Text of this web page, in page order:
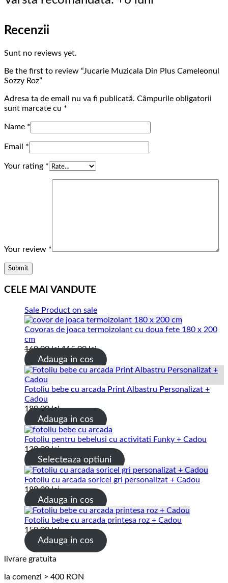
Recenzii
Sunt no reviews yet.
Be the first to review “Jucarie Muzicala Din Plus Cameleonul
Sozzy Roz”
Adresa ta de email nu va fi publicată. Câmpurile obligatorii
sunt marcate cu *
Name *
Email *
Your rating *
Your review *
CELE MAI VANDUTE
Sale Product on sale
Covoras de joaca termoizolant cu doua fete 180 x 200
cm
169.00lei 115.00lei
Adauga in cos
Fotoliu bebe cu arcada Print Albastru Personalizat +
Cadou
189.00lei
Adauga in cos
Fotoliu pentru bebelusi cu activitati Funky + Cadou
139.00lei
Selecteaza optiuni
Fotoliu cu arcada soricel gri personalizat + Cadou
189.00lei
Adauga in cos
Fotoliu bebe cu arcada printesa roz + Cadou
159.00lei
Adauga in cos
livrare gratuita
la comenzi > 400 RON